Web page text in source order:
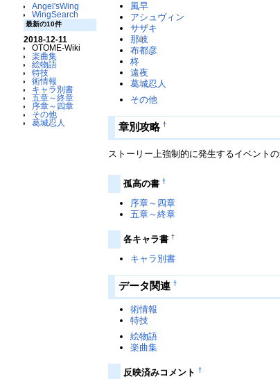
Angel'sWing
WingSearch
最新の10件
2018-12-11
OTOME-Wiki
楽曲集
絵物語
特技
術情報
キャラ別書
五章～終章
序章～四章
その他
葛城忍人
風早
アシュヴィン
サザキ
那岐
布都彦
柊
遠夜
葛城忍人
その他
章別攻略 †
ストーリー上強制的に発生するイベント
孤高の書†
序章～四章
五章～終章
各キャラ書†
キャラ別書
データ関連 †
術情報
特技
絵物語
楽曲集
反映済みコメント†